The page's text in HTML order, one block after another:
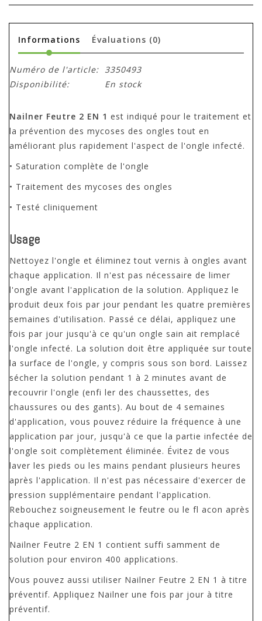
Informations Évaluations (0)
Numéro de l'article: 3350493
Disponibilité:
En stock
Nailner Feutre 2 EN 1 est indiqué pour le traitement et
la prévention des mycoses des ongles tout en
améliorant plus rapidement l'aspect de l'ongle infecté.
• Saturation complète de l'ongle
• Traitement des mycoses des ongles
• Testé cliniquement
Usage
Nettoyez l'ongle et éliminez tout vernis à ongles avant
chaque application. Il n'est pas nécessaire de limer
l'ongle avant l'application de la solution. Appliquez le
produit deux fois par jour pendant les quatre premières
semaines d'utilisation. Passé ce délai, appliquez une
fois par jour jusqu'à ce qu'un ongle sain ait remplacé
l'ongle infecté. La solution doit être appliquée sur toute
la surface de l'ongle, y compris sous son bord. Laissez
sécher la solution pendant 1 à 2 minutes avant de
recouvrir l'ongle (enfi ler des chaussettes, des
chaussures ou des gants). Au bout de 4 semaines
d'application, vous pouvez réduire la fréquence à une
application par jour, jusqu'à ce que la partie infectée de
l'ongle soit complètement éliminée. Évitez de vous
laver les pieds ou les mains pendant plusieurs heures
après l'application. Il n'est pas nécessaire d'exercer de
pression supplémentaire pendant l'application.
Rebouchez soigneusement le feutre ou le fl acon après
chaque application.
Nailner Feutre 2 EN 1 contient suffi samment de
solution pour environ 400 applications.
Vous pouvez aussi utiliser Nailner Feutre 2 EN 1 à titre
préventif. Appliquez Nailner une fois par jour à titre
préventif.